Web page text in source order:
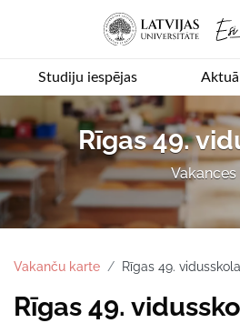
Studiju iespējas
Rīgas 49.
Vakances
Vakanču karte Rīgas 49. vidusskola
Rīgas 49.